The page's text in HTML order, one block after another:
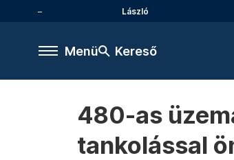
László
Menü Kereső
480-as
tankolással